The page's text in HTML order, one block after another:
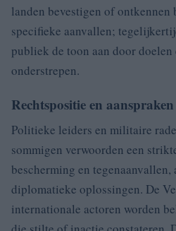
landen bevestigen of
specifieke aanvallen;
publiek de toon aan door doelen
onderstrepen.
Rechtspositie en aanspraken
Politieke leiders en militaire
sommigen verwoorden een
bescherming en
diplomatieke oplossingen. De
internationale actoren worden